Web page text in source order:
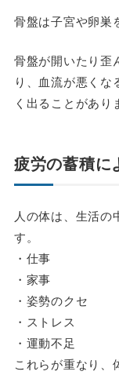
骨盤は子宮や卵巣
骨盤が開いたり歪
り、血流が悪くな
く出ることがあり
疲労の蓄積に
人の体は、生活の
す。
・仕事
・家事
・姿勢のクセ
・ストレス
・運動不足
これらが重なり、